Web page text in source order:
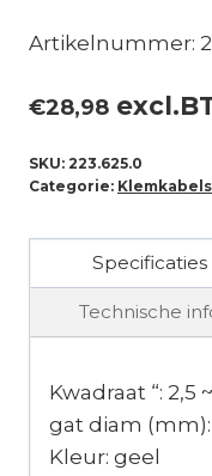
Artikelnummer:
€28,98
SKU: 223.625.0
Categorie:
Specificaties
Technische
Kwadraat “: 2,5
gat diam (mm):
Kleur: geel